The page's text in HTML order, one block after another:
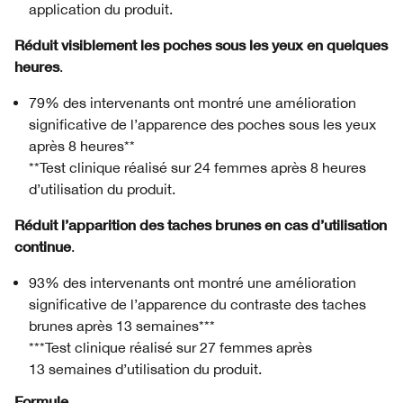
application du produit.
Réduit visiblement les poches sous les yeux en quelques
heures.
79% des intervenants ont montré une amélioration
significative de l’apparence des poches sous les yeux
après 8 heures**
**Test clinique réalisé sur 24 femmes après 8 heures
d’utilisation du produit.
Réduit l’apparition des taches brunes en cas d’utilisation
continue.
93% des intervenants ont montré une amélioration
significative de l’apparence du contraste des taches
brunes après 13 semaines***
***Test clinique réalisé sur 27 femmes après
13 semaines d’utilisation du produit.